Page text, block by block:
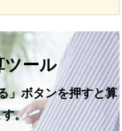
ツール
」ボタンを押すと算
。